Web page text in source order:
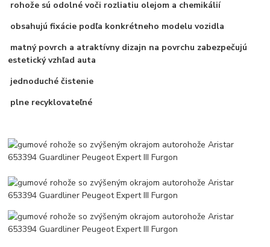
rohože sú odolné voči rozliatiu olejom a chemikálií
obsahujú fixácie podľa konkrétneho modelu vozidla
matný povrch a atraktívny dizajn na povrchu zabezpečujú
estetický vzhľad auta
jednoduché čistenie
plne recyklovateľné